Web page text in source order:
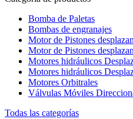
Bomba de Paletas
Bombas de engranajes
Motor de Pistones
Motor de Pistones
Motores hidráulicos
Motores hidráulicos
Motores Orbitrales
Válvulas Móviles
Todas las categorías